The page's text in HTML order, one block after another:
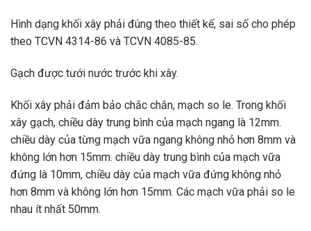
Hình dạng khối xây phải đúng theo thiết kế, sai số cho phép
theo TCVN 4314-86 và TCVN 4085-85.
Gạch được tưới nước trước khi xây.
Khối xây phải đảm bảo chắc chắn, mạch so le. Trong khối
xây gạch, chiều dày trung bình của mạch ngang là 12mm.
chiều dày của từng mạch vữa ngang không nhỏ hơn 8mm và
không lớn hơn 15mm. chiều dày trung bình của mạch vữa
đứng là 10mm, chiều dày của mạch vữa đứng không nhỏ
hơn 8mm và không lớn hơn 15mm. Các mạch vữa phải so le
nhau ít nhất 50mm.